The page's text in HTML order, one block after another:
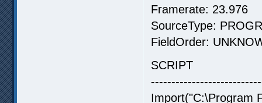
Framerate: 23.976
SourceType:
FieldOrder:
SCRIPT
Import("C:\Program